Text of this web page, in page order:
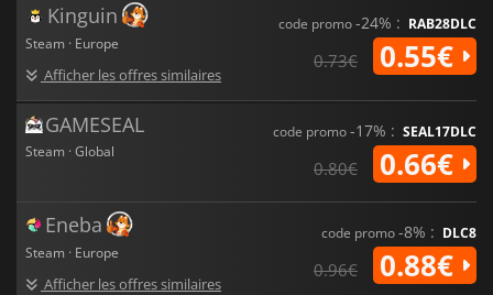
Kinguin
Steam · Europe
Afficher les offres similaires
code promo-24% : RAB28DLC
0.73€ 0.55€
GAMESEAL
Steam · Global
code promo-17% : SEAL17DLC
0.80€ 0.66€
Eneba
Steam · Europe
Afficher les offres similaires
code promo-8% : DLC8
0.96€ 0.88€